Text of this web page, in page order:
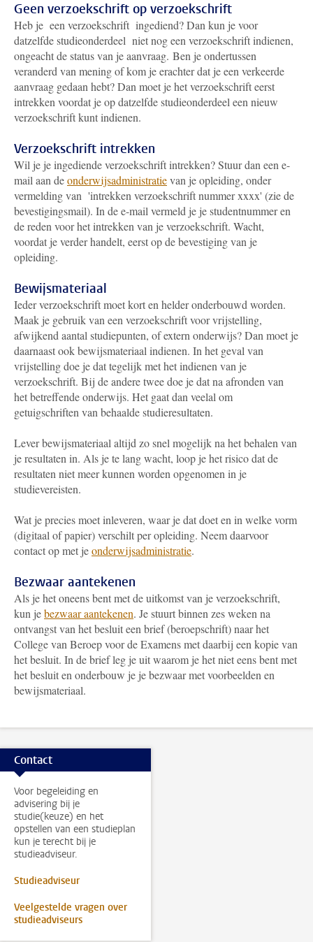
Geen verzoekschrift op verzoekschrift
Heb je een verzoekschrift ingediend? Dan kun je voor
datzelfde studieonderdeel niet nog een verzoekschrift indienen,
ongeacht de status van je aanvraag. Ben je ondertussen
veranderd van mening of kom je erachter dat je een verkeerde
aanvraag gedaan hebt? Dan moet je het verzoekschrift eerst
intrekken voordat je op datzelfde studieonderdeel een nieuw
verzoekschrift kunt indienen.
Verzoekschrift intrekken
Wil je je ingediende verzoekschrift intrekken? Stuur dan een e-
mail aan deonderwijsadministratievan je opleiding, onder
vermelding van 'intrekken verzoekschrift nummer xxxx' (zie de
bevestigingsmail). In de e-mail vermeld je je studentnummer en
de reden voor het intrekken van je verzoekschrift. Wacht,
voordat je verder handelt, eerst op de bevestiging van je
opleiding.
Bewijsmateriaal
Ieder verzoekschrift moet kort en helder onderbouwd worden.
Maak je gebruik van een verzoekschrift voor vrijstelling,
afwijkend aantal studiepunten, of extern onderwijs? Dan moet je
daarnaast ook bewijsmateriaal indienen. In het geval van
vrijstelling doe je dat tegelijk met het indienen van je
verzoekschrift. Bij de andere twee doe je dat na afronden van
het betreffende onderwijs. Het gaat dan veelal om
getuigschriften van behaalde studieresultaten.
Lever bewijsmateriaal altijd zo snel mogelijk na het behalen van
je resultaten in. Als je te lang wacht, loop je het risico dat de
resultaten niet meer kunnen worden opgenomen in je
studievereisten.
Wat je precies moet inleveren, waar je dat doet en in welke vorm
(digitaal of papier) verschilt per opleiding. Neem daarvoor
contact op met jeonderwijsadministratie.
Bezwaar aantekenen
Als je het oneens bent met de uitkomst van je verzoekschrift,
kun jebezwaar aantekenen. Je stuurt binnen zes weken na
ontvangst van het besluit een brief (beroepschrift) naar het
College van Beroep voor de Examens met daarbij een kopie van
het besluit. In de brief leg je uit waarom je het niet eens bent met
het besluit en onderbouw je je bezwaar met voorbeelden en
bewijsmateriaal.
Contact
Voor begeleiding en
advisering bij je
studie(keuze) en het
opstellen van een studieplan
kun je terecht bij je
studieadviseur.
Studieadviseur
Veelgestelde vragen over
studieadviseurs